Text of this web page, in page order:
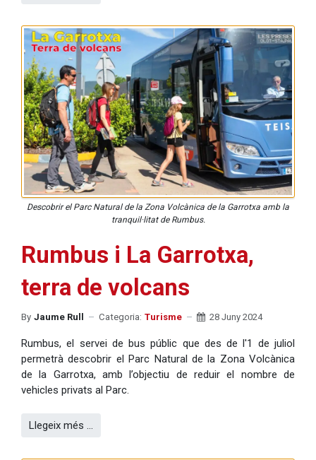
Descobrir el Parc Natural de la Zona Volcànica de la Garrotxa amb la
tranquil·litat de Rumbus.
Rumbus i La Garrotxa,
terra de volcans
By Jaume Rull Categoria: Turisme 28 Juny 2024
Rumbus, el servei de bus públic que des de l'1 de juliol
permetrà descobrir el Parc Natural de la Zona Volcànica
de la Garrotxa, amb l’objectiu de reduir el nombre de
vehicles privats al Parc.
Llegeix més …